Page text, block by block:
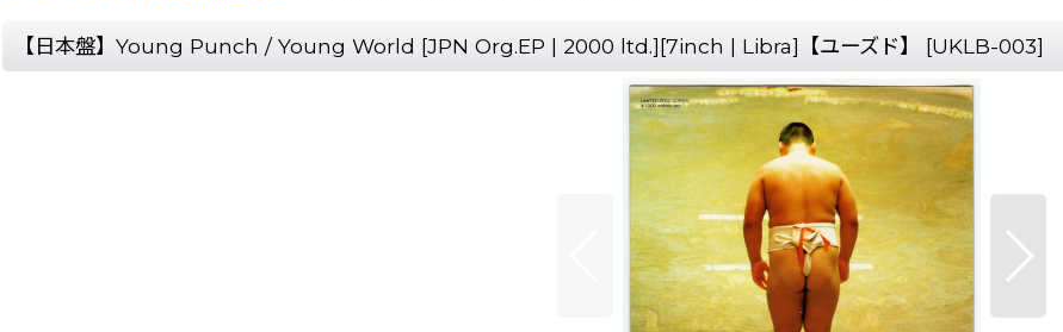
【日本盤】Young Punch / Young World [JPN Org.EP | 2000 ltd.][7inch | Libra]【ユーズド】 [UKLB-003]